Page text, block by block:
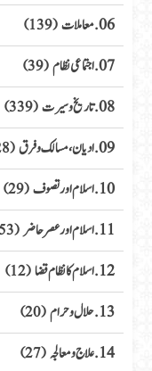
06. معاملات (139)
07. اجتماعی نظام (39)
08. تاریخ وسیرت (339)
09. ادیان، مسالک وفرق (28)
10. اسلام اور تصوف (29)
11. اسلام اور عصر حاضر (53)
12. اسلام کا نظام قضا (12)
13. حلال وحرام (20)
14. علاج ومعالجہ (27)